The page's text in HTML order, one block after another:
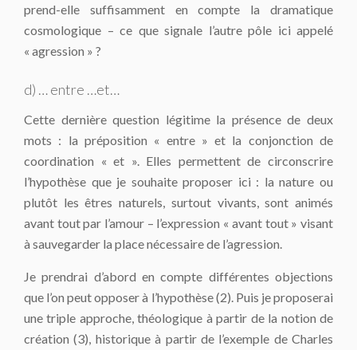
prend-elle suffisamment en compte la dramatique
cosmologique – ce que signale l’autre pôle ici appelé
« agression » ?
d) … entre …et…
Cette dernière question légitime la présence de deux
mots : la préposition « entre » et la conjonction de
coordination « et ». Elles permettent de circonscrire
l’hypothèse que je souhaite proposer ici : la nature ou
plutôt les êtres naturels, surtout vivants, sont animés
avant tout par l’amour – l’expression « avant tout » visant
à sauvegarder la place nécessaire de l’agression.
Je prendrai d’abord en compte différentes objections
que l’on peut opposer à l’hypothèse (2). Puis je proposerai
une triple approche, théologique à partir de la notion de
création (3), historique à partir de l’exemple de Charles